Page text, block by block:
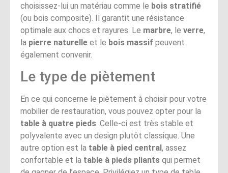
choisissez-lui un matériau comme le bois stratifié
(ou bois composite). Il garantit une résistance
optimale aux chocs et rayures. Le marbre, le verre,
la pierre naturelle et le bois massif peuvent
également convenir.
Le type de piètement
En ce qui concerne le piètement à choisir pour votre
mobilier de restauration, vous pouvez opter pour la
table à quatre pieds. Celle-ci est très stable et
polyvalente avec un design plutôt classique. Une
autre option est la table à pied central, assez
confortable et la table à pieds pliants qui permet